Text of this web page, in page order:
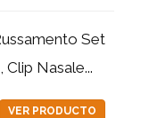
Set
Nasale...
VER PRODUCTO